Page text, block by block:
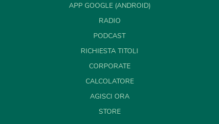
APP GOOGLE (ANDROID)
RADIO
PODCAST
RICHIESTA TITOLI
CORPORATE
CALCOLATORE
AGISCI ORA
STORE